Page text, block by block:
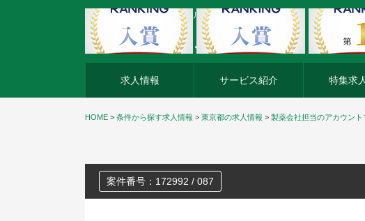
外資系企業の転職・キャリア転職ならアージスジャパン
求人情報 サービス紹介 特集求
HOME > 条件から探す求人情報 > 東京都の求人情報 > 製薬会社担当のアカウン
案件番号：172992 / 087